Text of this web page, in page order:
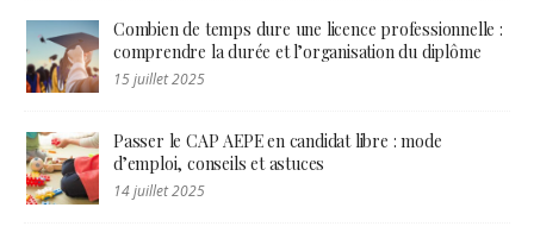
Combien de temps dure une licence professionnelle :
comprendre la durée et l’organisation du diplôme
15 juillet 2025
Passer le CAP AEPE en candidat libre : mode
d’emploi, conseils et astuces
14 juillet 2025